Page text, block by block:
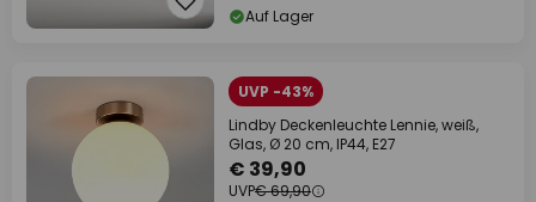
Auf Lager
UVP -43%
Lindby Deckenleuchte Lennie, weiß,
Glas, Ø 20 cm, IP44, E27
€ 39,90
UVP€ 69,90